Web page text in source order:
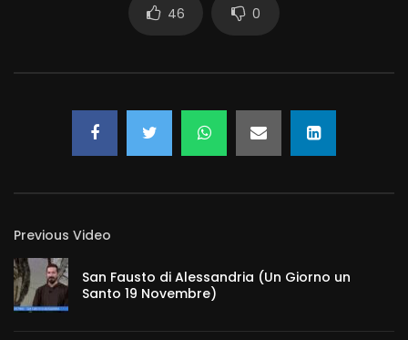
46 0
Previous Video
San Fausto di Alessandria (Un Giorno un
Santo 19 Novembre)